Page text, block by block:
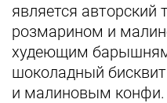
является авторский
розмарином и
худеющим барышням
шоколадный
и малиновым